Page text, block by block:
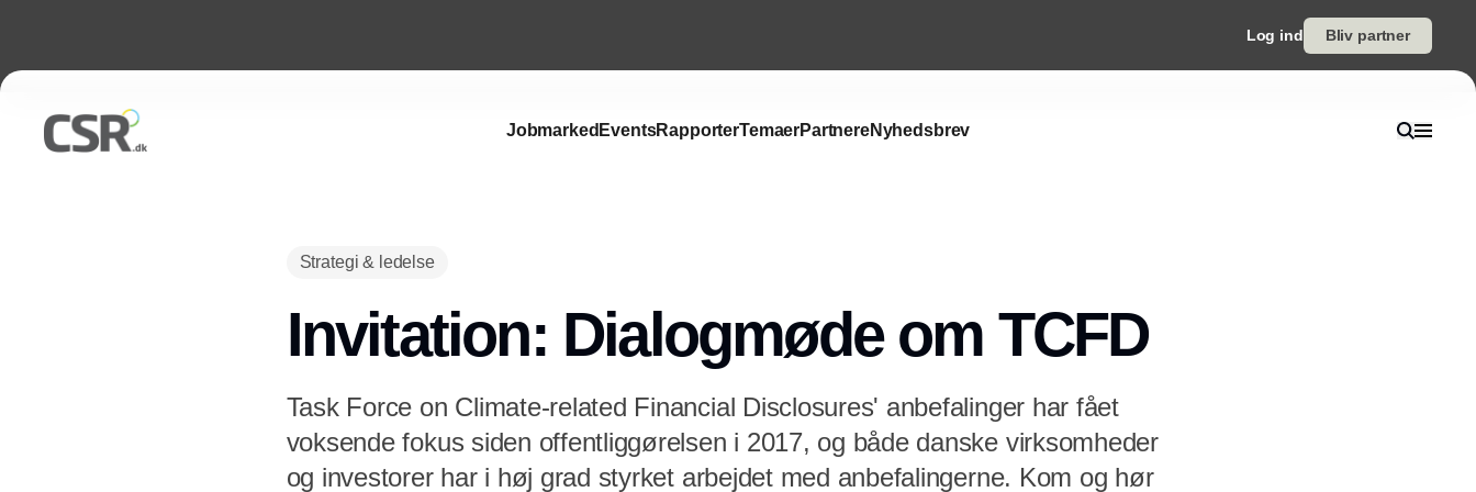
Log ind Bliv partner
Jobmarked EventsRapporterTemaerPartnereNyhedsbrev
Strategi & ledelse
Invitation: Dialogmøde om TCFD
Task Force on Climate-related Financial Disclosures' anbefalinger har fået
voksende fokus siden offentliggørelsen i 2017, og både danske virksomheder
og investorer har i høj grad styrket arbejdet med anbefalingerne. Kom og hør